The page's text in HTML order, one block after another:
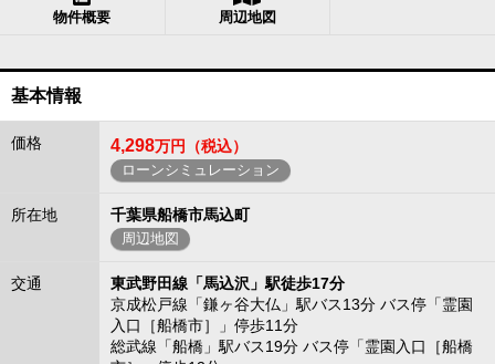
物件概要 周辺地図
基本情報
価格 4,298万円（税込）
ローンシミュレーション
所在地 千葉県船橋市馬込町
周辺地図
交通
東武野田線「馬込沢」駅徒歩17分
京成松戸線「鎌ヶ谷大仏」駅バス13分 バス停「霊園
入口［船橋市］」停歩11分
総武線「船橋」駅バス19分 バス停「霊園入口［船橋